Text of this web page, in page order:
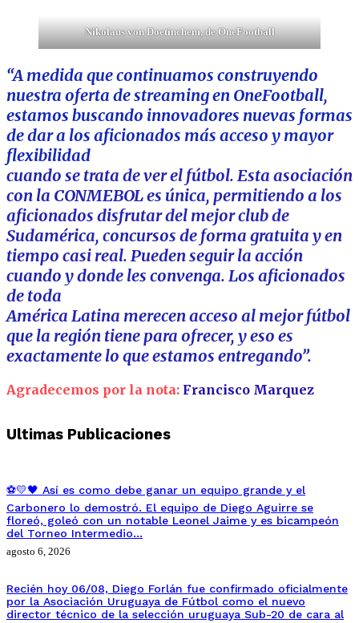
Nikolaus von Doetinchem, de OneFootball
“A medida que continuamos construyendo
nuestra oferta de streaming en OneFootball,
estamos buscando innovadores nuevas formas
de dar a los aficionados más acceso y mayor
flexibilidad
cuando se trata de ver el fútbol. Esta asociación
con la CONMEBOL es única, permitiendo a los
aficionados disfrutar del mejor club de
Sudamérica, concursos de forma gratuita y en
tiempo casi real. Pueden seguir la acción
cuando y donde les convenga. Los aficionados
de toda
América Latina merecen acceso al mejor fútbol
que la región tiene para ofrecer, y eso es
exactamente lo que estamos entregando”.
Agradecemos por la nota: Francisco Marquez
Ultimas Publicaciones
⚽💛🖤 Así es como debe ganar un equipo grande y el
Carbonero lo demostró. El equipo de Diego Aguirre se
floreó, goleó con un notable Leonel Jaime y es bicampeón
del Torneo Intermedio…
agosto 6, 2026
Recién hoy 06/08, Diego Forlán fue confirmado oficialmente
por la Asociación Uruguaya de Fútbol como el nuevo
director técnico de la selección uruguaya Sub-20 de cara al